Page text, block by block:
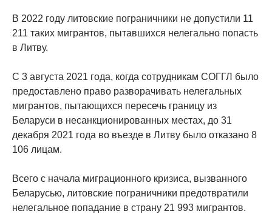
В 2022 году литовские пограничники не допустили 11
211 таких мигрантов, пытавшихся нелегально попасть
в Литву.
С 3 августа 2021 года, когда сотрудникам СОГГЛ было
предоставлено право разворачивать нелегальных
мигрантов, пытающихся пересечь границу из
Беларуси в несанкционированных местах, до 31
декабря 2021 года во въезде в Литву было отказано 8
106 лицам.
Всего с начала миграционного кризиса, вызванного
Беларусью, литовские пограничники предотвратили
нелегальное попадание в страну 21 993 мигрантов.